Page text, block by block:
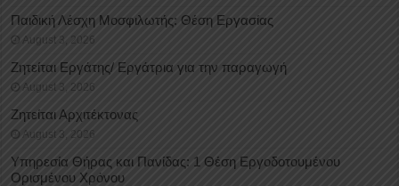
Παιδική Λέσχη Μοσφιλωτής: Θέση Εργασίας
August 3, 2026
Ζητείται Εργάτης/ Εργάτρια για την παραγωγή
August 3, 2026
Ζητείται Αρχιτέκτονας
August 3, 2026
Υπηρεσία Θήρας και Πανίδας: 1 Θέση Eργοδοτουμένου
Oρισμένου Xρόνου